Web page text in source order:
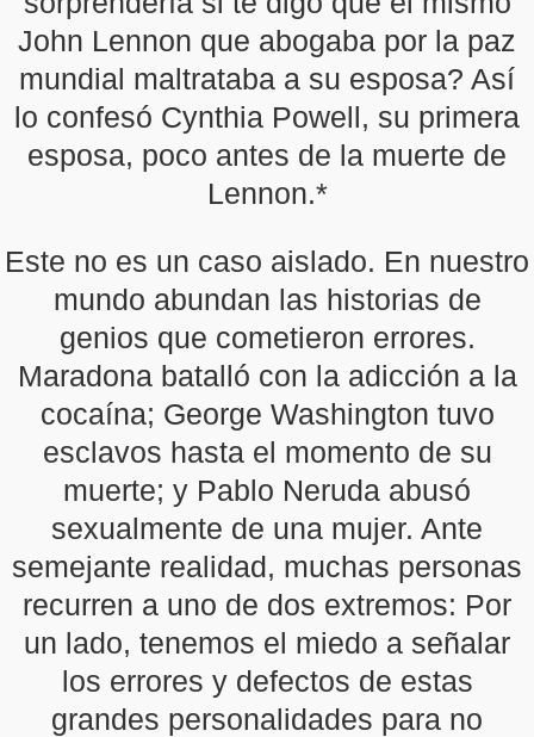
John Lennon que abogaba por la paz
mundial maltrataba a su esposa? Así
lo confesó Cynthia Powell, su primera
esposa, poco antes de la muerte de
Lennon.*
Este no es un caso aislado. En nuestro
mundo abundan las historias de
genios que cometieron errores.
Maradona batalló con la adicción a la
cocaína; George Washington tuvo
esclavos hasta el momento de su
muerte; y Pablo Neruda abusó
sexualmente de una mujer. Ante
semejante realidad, muchas personas
recurren a uno de dos extremos: Por
un lado, tenemos el miedo a señalar
los errores y defectos de estas
grandes personalidades para no